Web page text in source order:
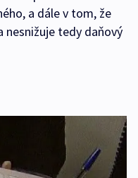
a dále v tom, že
nesnižuje tedy daňový